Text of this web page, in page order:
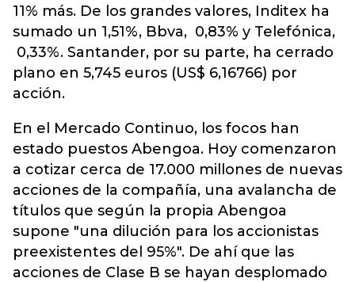
11% más. De los grandes valores, Inditex ha
sumado un 1,51%, Bbva, 0,83% y Telefónica,
0,33%. Santander, por su parte, ha cerrado
plano en 5,745 euros (US$ 6,16766) por
acción.
En el Mercado Continuo, los focos han
estado puestos Abengoa. Hoy comenzaron
a cotizar cerca de 17.000 millones de nuevas
acciones de la compañía, una avalancha de
títulos que según la propia Abengoa
supone "una dilución para los accionistas
preexistentes del 95%". De ahí que las
acciones de Clase B se hayan desplomado